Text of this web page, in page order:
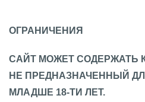
ОГРАНИЧЕНИЯ
САЙТ МОЖЕТ СОДЕРЖАТЬ
НЕ ПРЕДНАЗНАЧЕННЫЙ
МЛАДШЕ 18-ТИ ЛЕТ.